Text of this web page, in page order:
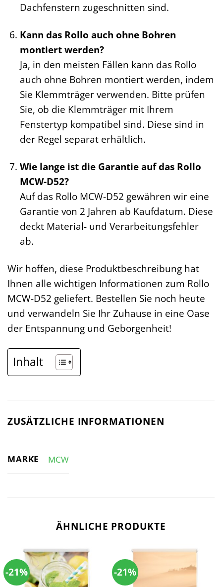
Dachfenstern zugeschnitten sind.
Kann das Rollo auch ohne Bohren
montiert werden?
Ja, in den meisten Fällen kann das Rollo
auch ohne Bohren montiert werden, indem
Sie Klemmträger verwenden. Bitte prüfen
Sie, ob die Klemmträger mit Ihrem
Fenstertyp kompatibel sind. Diese sind in
der Regel separat erhältlich.
Wie lange ist die Garantie auf das Rollo
MCW-D52?
Auf das Rollo MCW-D52 gewähren wir eine
Garantie von 2 Jahren ab Kaufdatum. Diese
deckt Material- und Verarbeitungsfehler
ab.
Wir hoffen, diese Produktbeschreibung hat
Ihnen alle wichtigen Informationen zum Rollo
MCW-D52 geliefert. Bestellen Sie noch heute
und verwandeln Sie Ihr Zuhause in eine Oase
der Entspannung und Geborgenheit!
Inhalt
ZUSÄTZLICHE INFORMATIONEN
MARKE MCW
ÄHNLICHE PRODUKTE
-21% -21%